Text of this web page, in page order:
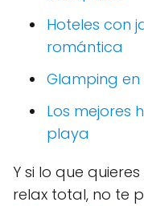
Hoteles con
romántica
Glamping
Los mejores
playa
Y si lo que
relax total, no te